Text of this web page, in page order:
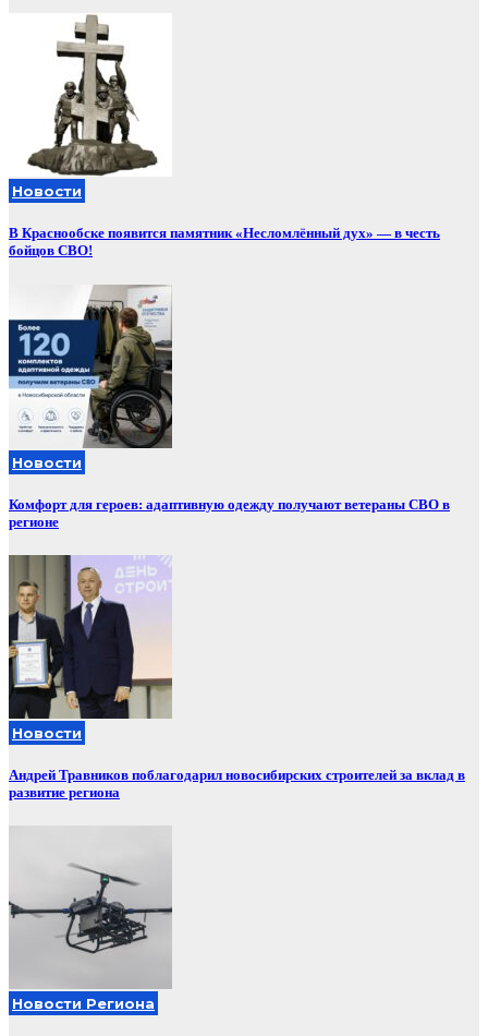
Новости
В Краснообске появится памятник «Несломлённый дух» — в честь
бойцов СВО!
Новости
Комфорт для героев: адаптивную одежду получают ветераны СВО в
регионе
Новости
Андрей Травников поблагодарил новосибирских строителей за вклад в
развитие региона
Новости Региона